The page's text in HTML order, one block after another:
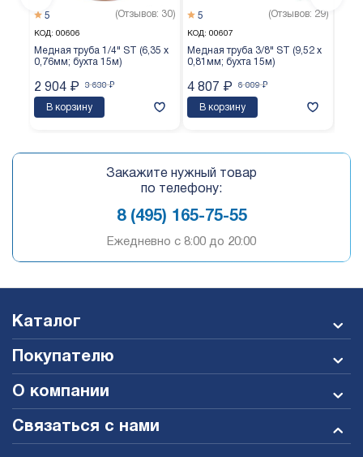
КОД: 00606
Медная труба 1/4" ST (6,35 х
0,76мм; бухта 15м)
(Отзывов: 30)
5
3 630 ₽
2 904 ₽
В корзину
КОД: 00607
Медная труба 3/8" ST (9,52 х
0,81мм; бухта 15м)
(Отзывов: 29)
5
6 009 ₽
4 807 ₽
В корзину
Закажите нужный товар
по телефону:
8 (495) 165-75-55
Ежедневно c 8:00 до 20:00
Каталог
Покупателю
О компании
Связаться с нами